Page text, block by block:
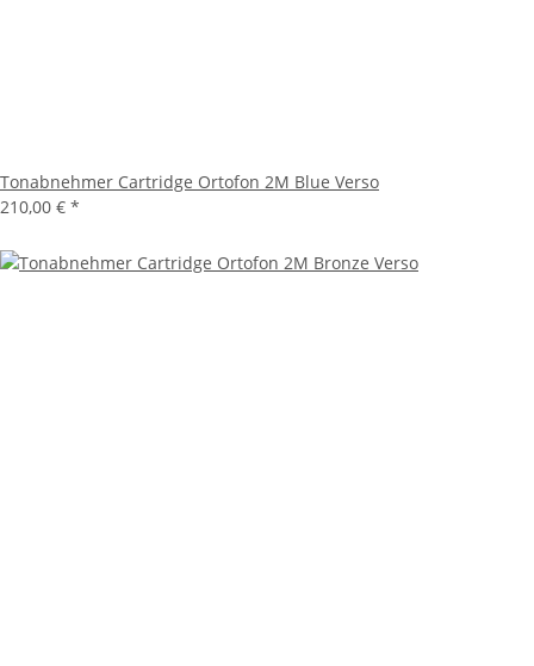
Tonabnehmer Cartridge Ortofon 2M Blue Verso
210,00 € *